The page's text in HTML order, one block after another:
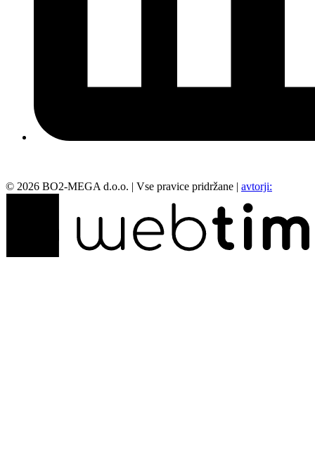
© 2026 BO2-MEGA d.o.o. | Vse pravice pridržane | avtorji: